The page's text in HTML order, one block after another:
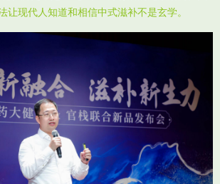
让现代人知道和相信中式滋补不是玄学。